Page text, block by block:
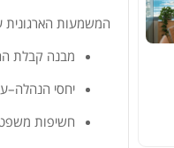
המשמעות הארגונית
מבנה קבלת
יחסי
חשיפות